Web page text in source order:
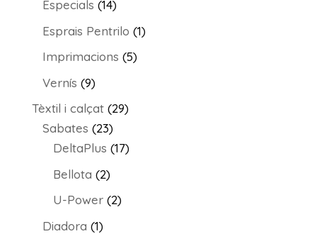
Especials 1414
productes
Esprais Pentrilo 11
Imprimacions 55
Vernís 99
productes
Tèxtil i calçat 2929
Sabates 2323
productes
DeltaPlus 1717
Bellota 22
productes
U-Power 22
Diadora 11